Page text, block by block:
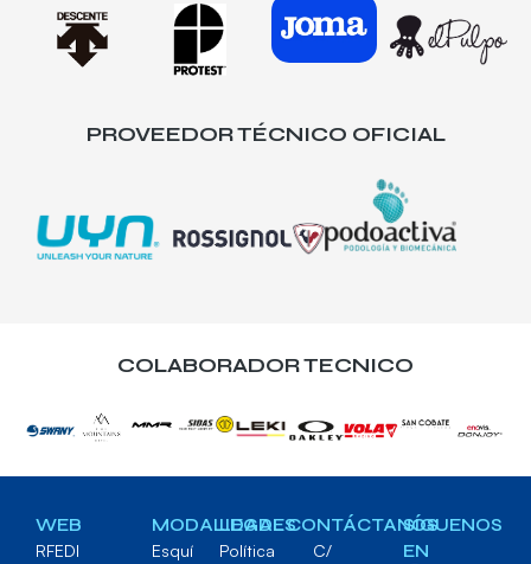
PROVEEDOR TÉCNICO OFICIAL
COLABORADOR TECNICO
WEB
RFEDI
MODALIDADES
Esquí
LEGAL
Política
CONTÁCTANOS
C/
SÍGUENOS
EN